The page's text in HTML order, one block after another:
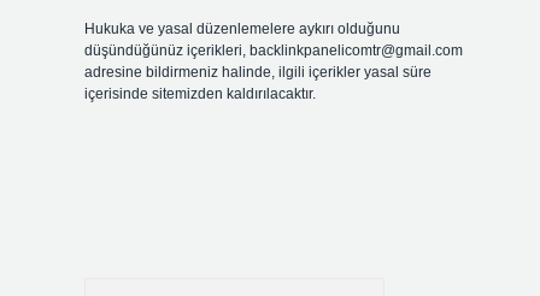
Hukuka ve yasal düzenlemelere aykırı olduğunu
düşündüğünüz içerikleri, backlinkpanelicomtr@gmail.com
adresine bildirmeniz halinde, ilgili içerikler yasal süre
içerisinde sitemizden kaldırılacaktır.